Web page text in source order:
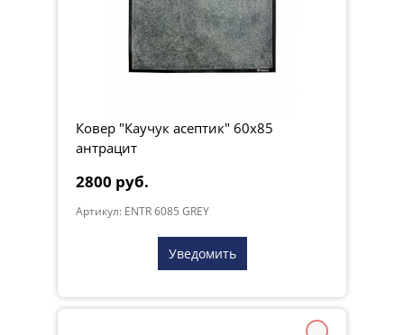
Ковер "Каучук асептик" 60х85
антрацит
2800 руб.
Артикул: ENTR 6085 GREY
Уведомить